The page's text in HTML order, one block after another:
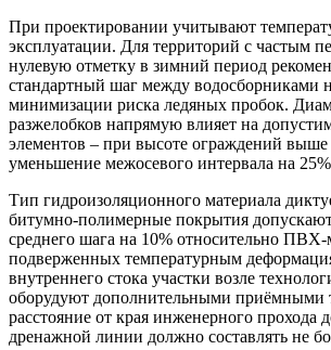
При проектировании учитывают
эксплуатации. Для территорий с частым
нулевую отметку в зимний период
стандартный шаг между водосборниками
минимизации риска ледяных пробок.
разжелобков напрямую влияет на
элементов – при высоте ограждений выше
уменьшение межосевого интервала на
Тип гидроизоляционного материала
битумно-полимерные покрытия
среднего шага на 10% относительно
подверженных температурным
внутреннего стока участки возле
оборудуют дополнительными приёмными
расстояние от края инженерного прохода
дренажной линии должно составлять не